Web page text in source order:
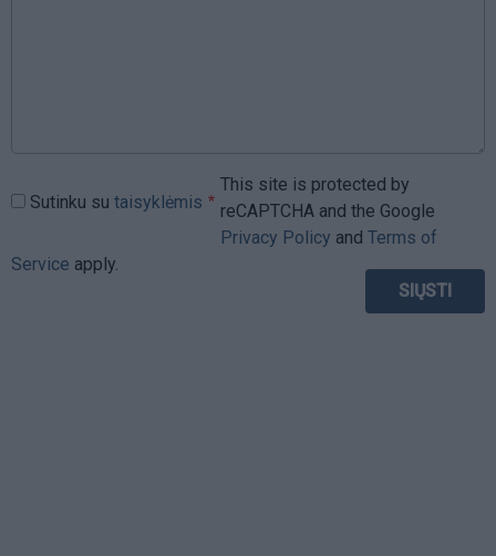
Sutinku su taisyklėmis
This site is protected by
reCAPTCHA and the Google
Privacy Policy and Terms of
Service apply.